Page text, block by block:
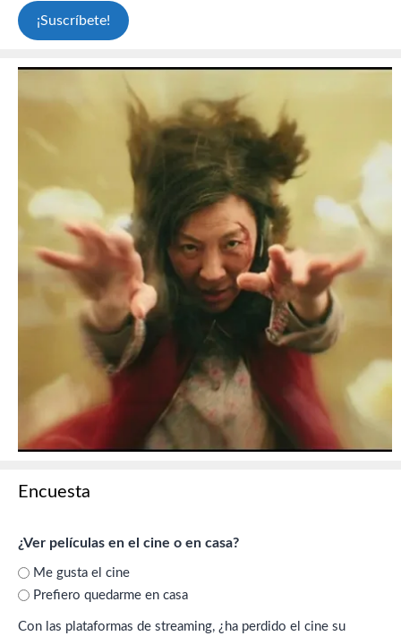
Encuesta
¿Ver películas en el cine o en casa?
Me gusta el cine
Prefiero quedarme en casa
Con las plataformas de streaming, ¿ha perdido el cine su